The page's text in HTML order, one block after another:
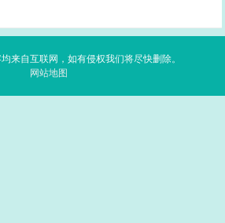
来自互联网，如有侵权我们将尽快删除。
网站地图